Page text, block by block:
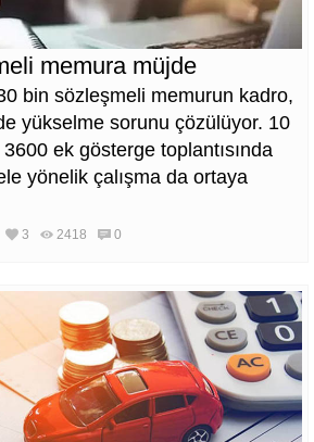
memura müjde
bin sözleşmeli memurun kadro,
yükselme sorunu çözülüyor. 10
3600 ek gösterge toplantısında
yönelik çalışma da ortaya
3 2418 0